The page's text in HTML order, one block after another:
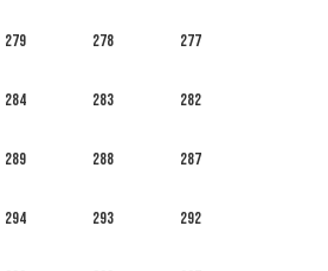
277
278
279
282
283
284
287
288
289
292
293
294